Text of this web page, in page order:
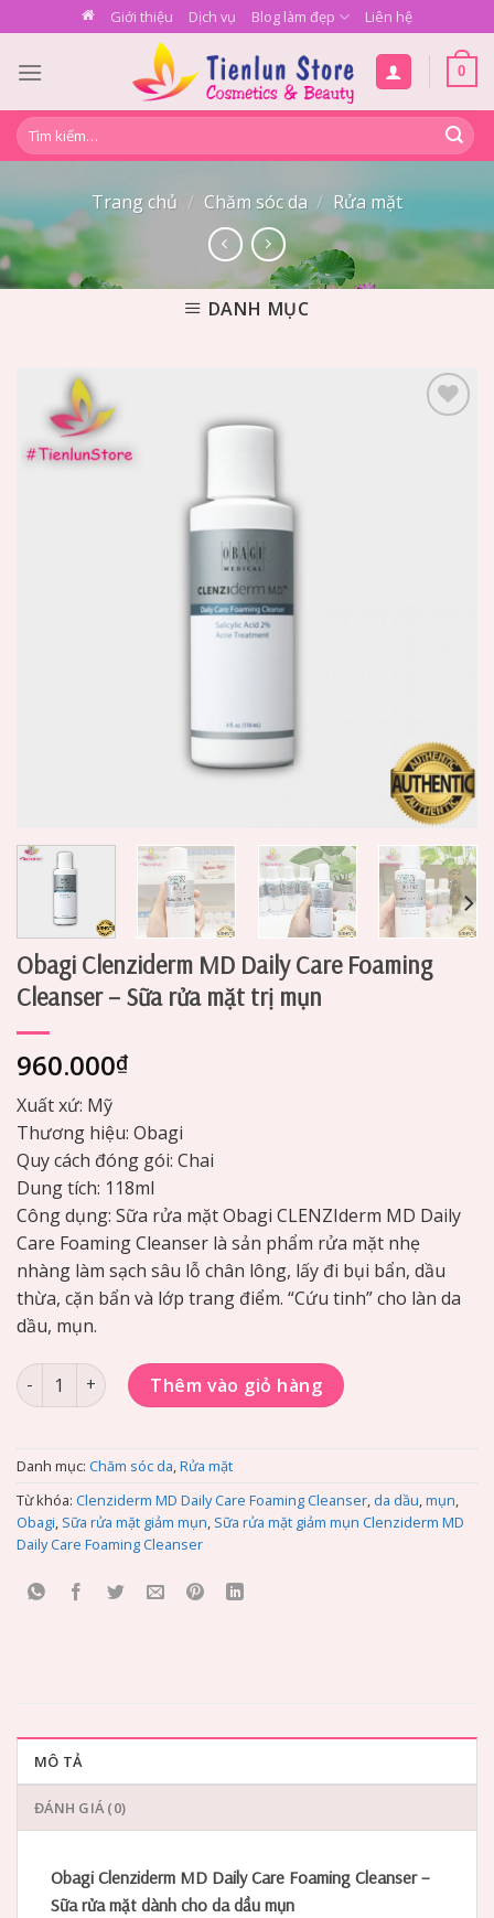
to
content
Giới thiệu Dịch vụ Blog làm đẹp Liên hệ
0
Tìm
kiếm:
Trang chủ / Chăm sóc da / Rửa mặt
DANH MỤC
Obagi Clenziderm MD Daily Care Foaming
Cleanser – Sữa rửa mặt trị mụn
960.000₫
Xuất xứ: Mỹ
Thương hiệu: Obagi
Quy cách đóng gói: Chai
Dung tích: 118ml
Công dụng: Sữa rửa mặt Obagi CLENZIderm MD Daily
Care Foaming Cleanser là sản phẩm rửa mặt nhẹ
nhàng làm sạch sâu lỗ chân lông, lấy đi bụi bẩn, dầu
thừa, cặn bẩn và lớp trang điểm. “Cứu tinh” cho làn da
dầu, mụn.
Obagi Clenziderm MD Daily Care Foaming Cleanser - Sữa
Thêm vào giỏ hàng
Danh mục: Chăm sóc da,Rửa mặt
Từ khóa: Clenziderm MD Daily Care Foaming Cleanser, da dầu,mụn,
Obagi, Sữa rửa mặt giảm mụn, Sữa rửa mặt giảm mụn Clenziderm MD
Daily Care Foaming Cleanser
MÔ TẢ
ĐÁNH GIÁ (0)
Obagi Clenziderm MD Daily Care Foaming Cleanser –
Sữa rửa mặt dành cho da dầu mụn